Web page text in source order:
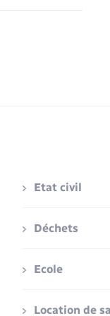
Etat civil
Déchets
Ecole
Location de